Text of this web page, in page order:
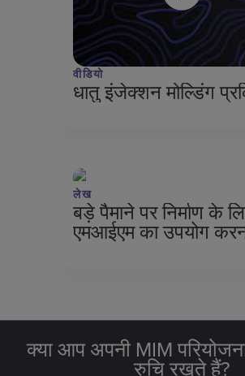
वीडियो
धातु इंजेक्शन मोल्डिंग
लेख
बड़े पैमाने पर निर्माण के
एमआईएम का उपयोग
क्या आप अपनी MIM
रुचि रखते हैं?